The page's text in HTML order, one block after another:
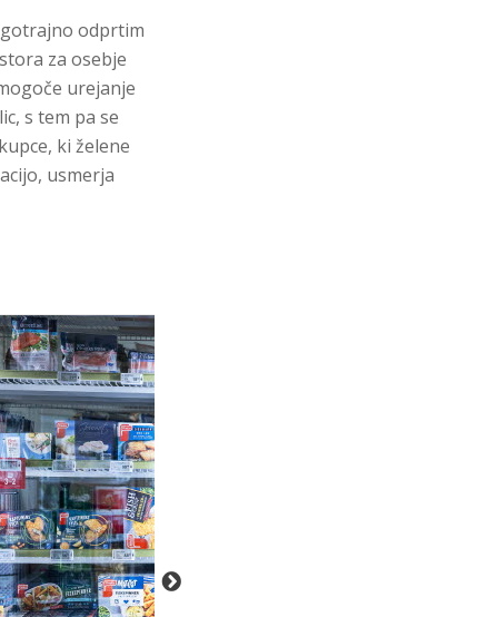
odprtim
za osebje
urejanje
s tem pa se
ki želene
usmerja